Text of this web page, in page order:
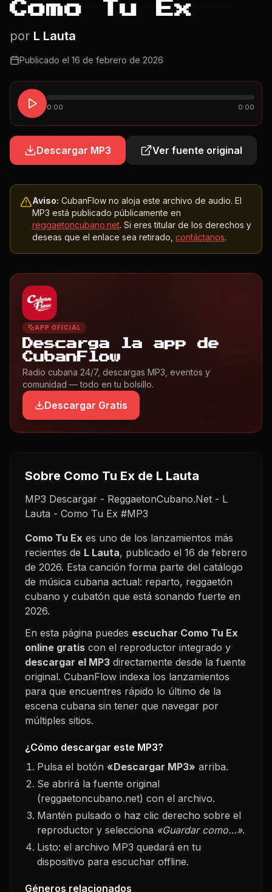
Como Tu Ex
por L Lauta
Publicado el 16 de febrero de 2026
0:00 0:00
Descargar MP3 Ver fuente original
Aviso: CubanFlow no aloja este archivo de audio. El
MP3 está publicado públicamente en
reggaetoncubano.net. Si eres titular de los derechos y
deseas que el enlace sea retirado, contáctanos.
APP OFICIAL
Descarga la app de
CubanFlow
Radio cubana 24/7, descargas MP3, eventos y
comunidad — todo en tu bolsillo.
Descargar Gratis
Sobre Como Tu Ex de L Lauta
MP3 Descargar - ReggaetonCubano.Net - L
Lauta - Como Tu Ex #MP3
Como Tu Ex es uno de los lanzamientos más
recientes de L Lauta, publicado el 16 de febrero
de 2026. Esta canción forma parte del catálogo
de música cubana actual: reparto, reggaetón
cubano y cubatón que está sonando fuerte en
2026.
En esta página puedes escuchar Como Tu Ex
online gratis con el reproductor integrado y
descargar el MP3 directamente desde la fuente
original. CubanFlow indexa los lanzamientos
para que encuentres rápido lo último de la
escena cubana sin tener que navegar por
múltiples sitios.
¿Cómo descargar este MP3?
Pulsa el botón «Descargar MP3» arriba.
Se abrirá la fuente original
(reggaetoncubano.net) con el archivo.
Mantén pulsado o haz clic derecho sobre el
reproductor y selecciona «Guardar como…».
Listo: el archivo MP3 quedará en tu
dispositivo para escuchar offline.
Géneros relacionados